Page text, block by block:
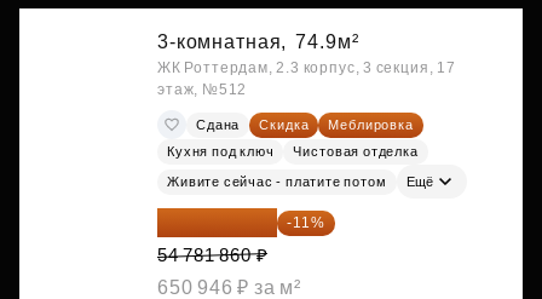
3-комнатная, 74.9м²
ЖК Роттердам, 2.3 корпус, 3 секция, 17
этаж, №512
Сдана Скидка
Меблировка
Кухня под ключ
Чистовая отделка
Живите сейчас - платите потом Ещё
48 755 855 ₽ -11%
54 781 860 ₽
650 946 ₽ за м²